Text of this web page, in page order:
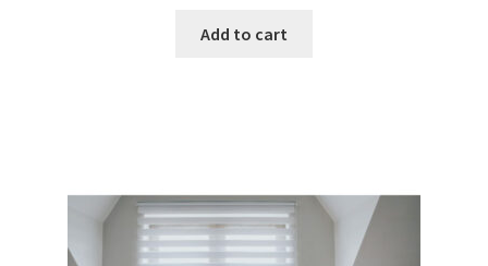
was:
Add to cart